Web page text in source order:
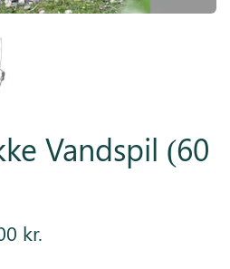
Vandspil (60
kr.